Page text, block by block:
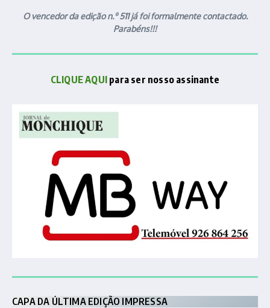
O vencedor da edição n.º 511 já foi formalmente contactado.
Parabéns!!!
CLIQUE AQUI para ser nosso assinante
CAPA DA ÚLTIMA EDIÇÃO IMPRESSA